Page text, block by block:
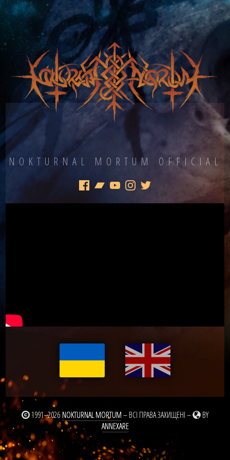
Офіційний сайт української метал команди Nokturnal Mortum.
NOKTURNAL MORTUM OFFICIAL
1991–2026NOKTURNAL MORTUM– ВСІ ПРАВА ЗАХИЩЕНІ –
BY
ANNEXARE